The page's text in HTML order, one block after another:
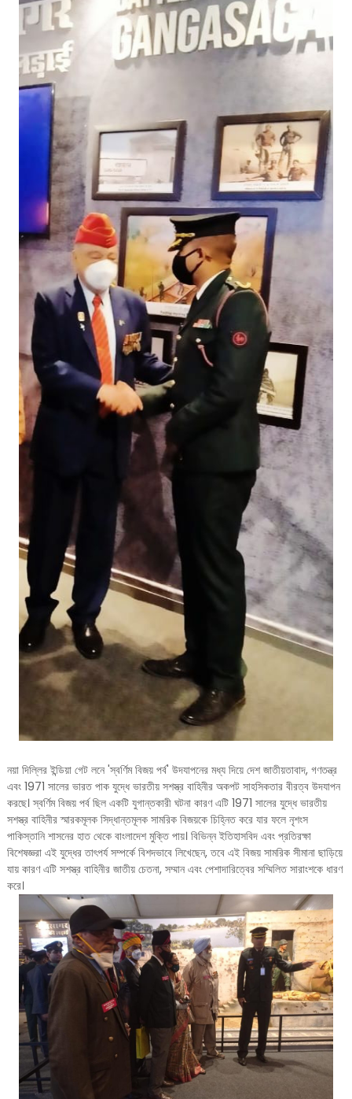
নয়া দিল্লির ইন্ডিয়া গেট লনে 'স্বর্ণিম বিজয় পর্ব' উদযাপনের মধ্য দিয়ে দেশ জাতীয়তাবাদ, গণতন্ত্র
এবং 1971 সালের ভারত পাক যুদ্ধে ভারতীয় সশস্ত্র বাহিনীর অকপট সাহসিকতার বীরত্ব উদযাপন
করছে। স্বর্ণিম বিজয় পর্ব ছিল একটি যুগান্তকারী ঘটনা কারণ এটি 1971 সালের যুদ্ধে ভারতীয়
সশস্ত্র বাহিনীর স্মারকমূলক সিদ্ধান্তমূলক সামরিক বিজয়কে চিহ্নিত করে যার ফলে নৃশংস
পাকিস্তানি শাসনের হাত থেকে বাংলাদেশ মুক্তি পায়। বিভিন্ন ইতিহাসবিদ এবং প্রতিরক্ষা
বিশেষজ্ঞরা এই যুদ্ধের তাৎপর্য সম্পর্কে বিশদভাবে লিখেছেন, তবে এই বিজয় সামরিক সীমানা ছাড়িয়ে
যায় কারণ এটি সশস্ত্র বাহিনীর জাতীয় চেতনা, সম্মান এবং পেশাদারিত্বের সম্মিলিত সারাংশকে ধারণ
করে।